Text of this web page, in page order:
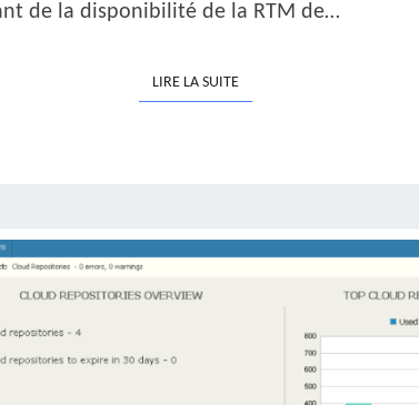
de la disponibilité de la RTM de…
LIRE LA SUITELIRE LA SUITE